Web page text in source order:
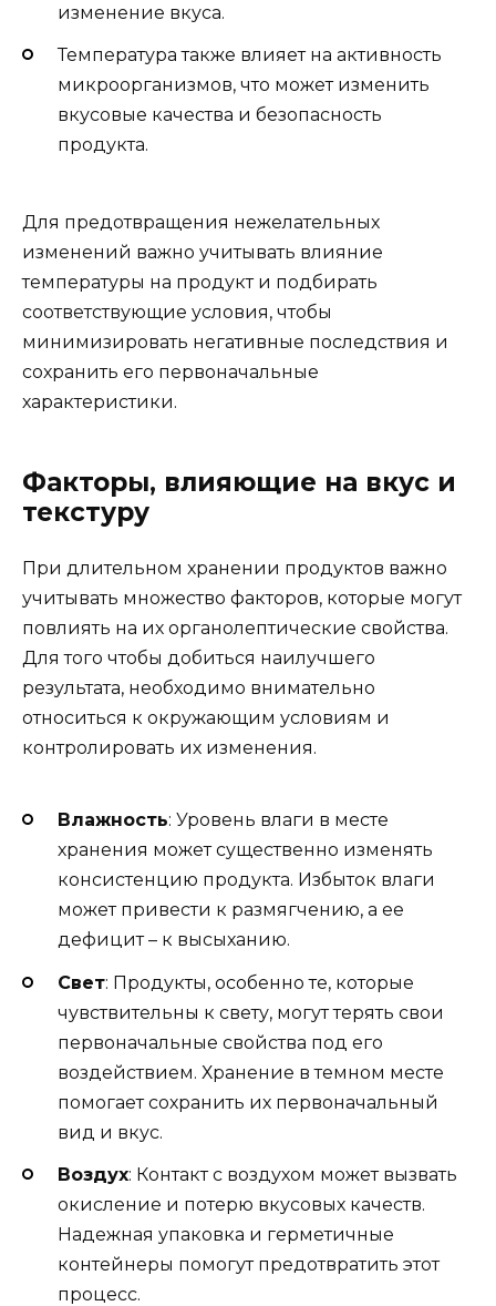
изменение вкуса.
Температура также влияет на активность
микроорганизмов, что может изменить
вкусовые качества и безопасность
продукта.
Для предотвращения нежелательных
изменений важно учитывать влияние
температуры на продукт и подбирать
соответствующие условия, чтобы
минимизировать негативные последствия и
сохранить его первоначальные
характеристики.
Факторы, влияющие на вкус и
текстуру
При длительном хранении продуктов важно
учитывать множество факторов, которые могут
повлиять на их органолептические свойства.
Для того чтобы добиться наилучшего
результата, необходимо внимательно
относиться к окружающим условиям и
контролировать их изменения.
Влажность: Уровень влаги в месте
хранения может существенно изменять
консистенцию продукта. Избыток влаги
может привести к размягчению, а ее
дефицит – к высыханию.
Свет: Продукты, особенно те, которые
чувствительны к свету, могут терять свои
первоначальные свойства под его
воздействием. Хранение в темном месте
помогает сохранить их первоначальный
вид и вкус.
Воздух: Контакт с воздухом может вызвать
окисление и потерю вкусовых качеств.
Надежная упаковка и герметичные
контейнеры помогут предотвратить этот
процесс.